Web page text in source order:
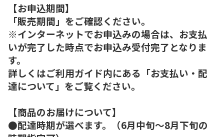
【お申込期間】
「販売期間」をご確認ください。
※インターネットでお申込みの場合は、お支払
いが完了した時点でお申込み受付完了となりま
す。
詳しくはご利用ガイド内にある「お支払い・配
達について」をご覧ください。
【商品のお届けについて】
●配達時期が選べます。（6月中旬～8月下旬の